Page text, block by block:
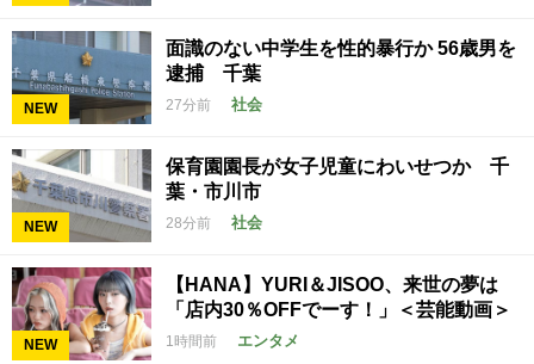
NEW
面識のない中学生を性的暴行か 56歳男を
逮捕 千葉
27分前 社会
NEW
保育園園長が女子児童にわいせつか 千
葉・市川市
28分前 社会
NEW
【HANA】YURI＆JISOO、来世の夢は
「店内30％OFFでーす！」＜芸能動画＞
1時間前 エンタメ